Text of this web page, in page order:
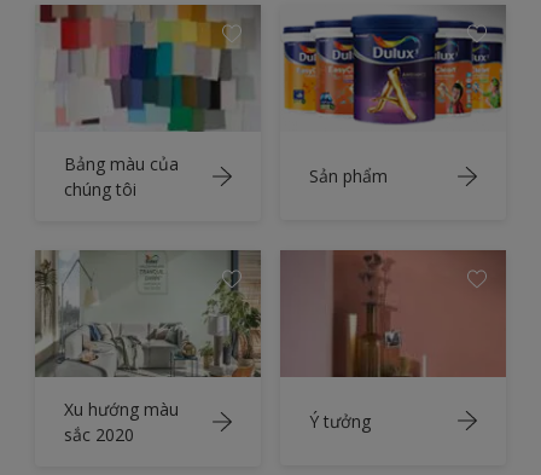
Bảng màu của
chúng tôi
Sản phẩm
Xu hướng màu
sắc 2020
Ý tưởng